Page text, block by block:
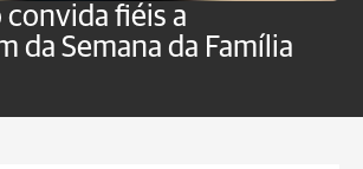
convida fiéis a
da Semana da Família